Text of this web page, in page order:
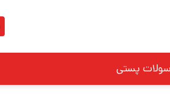
پستی